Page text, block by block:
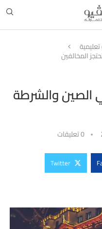
المخالفين
الصين والشرطة
0 تعليقات
Twitter